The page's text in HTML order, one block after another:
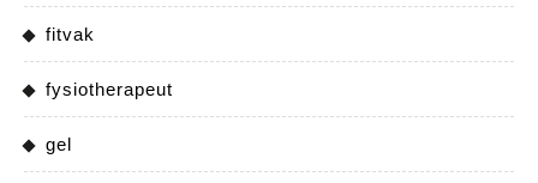
fitvak
fysiotherapeut
gel